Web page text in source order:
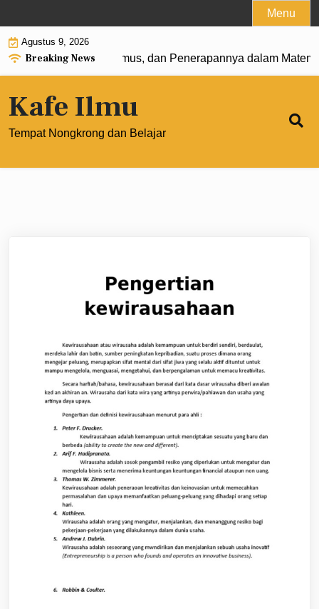
to
content
Menu
Agustus 9, 2026
Breaking News
0: Pengertian, Rumus, dan Penerapannya dalam
Kafe Ilmu
Tempat Nongkrong dan Belajar